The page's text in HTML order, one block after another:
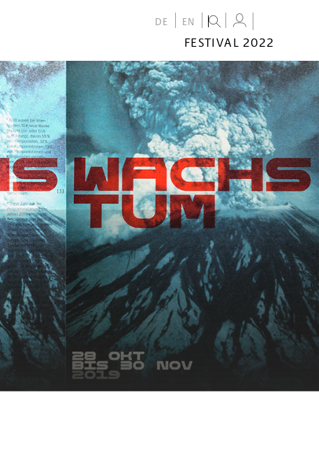
DE EN
FESTIVAL 2022
FESTIVAL
2022
CALENDAR
VENUES